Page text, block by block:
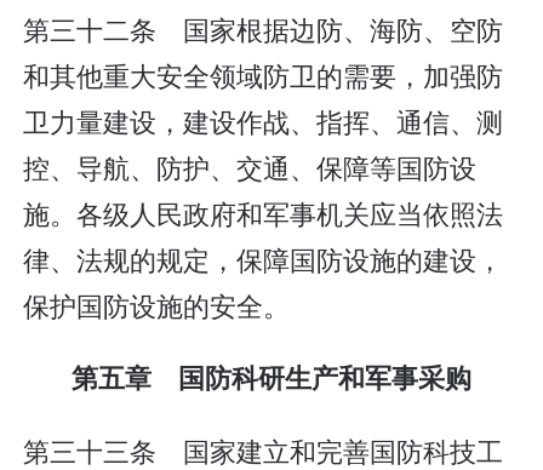
第三十二条 国家根据边防、海防、空防
和其他重大安全领域防卫的需要，加强防
卫力量建设，建设作战、指挥、通信、测
控、导航、防护、交通、保障等国防设
施。各级人民政府和军事机关应当依照法
律、法规的规定，保障国防设施的建设，
保护国防设施的安全。
第五章 国防科研生产和军事采购
第三十三条 国家建立和完善国防科技工